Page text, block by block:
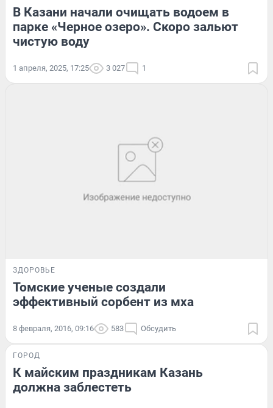
В Казани начали очищать водоем в
парке «Черное озеро». Скоро зальют
чистую воду
1 апреля, 2025, 17:25 3 027 1
ЗДОРОВЬЕ
Томские ученые создали
эффективный сорбент из мха
8 февраля, 2016, 09:16 583 Обсудить
ГОРОД
К майским праздникам Казань
должна заблестеть